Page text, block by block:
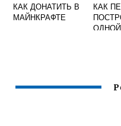
КАК ДОНАТИТЬ В
МАЙНКРАФТЕ
КАК